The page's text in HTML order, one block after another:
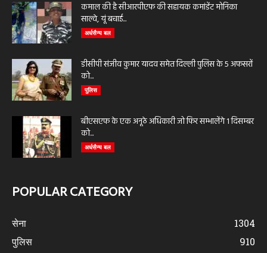
कमाल की है सीआरपीएफ की सहायक कमांडेंट मोनिका
साल्वे, यूं बचाई...
अर्धसैन्य बल
डीसीपी संजीव कुमार यादव समेत दिल्ली पुलिस के 5 अफसरों
को...
पुलिस
बीएसएफ के एक अनूठे अधिकारी जो फिर सम्भालेंगे 1 दिसम्बर
को...
अर्धसैन्य बल
POPULAR CATEGORY
सेना
1304
पुलिस
910